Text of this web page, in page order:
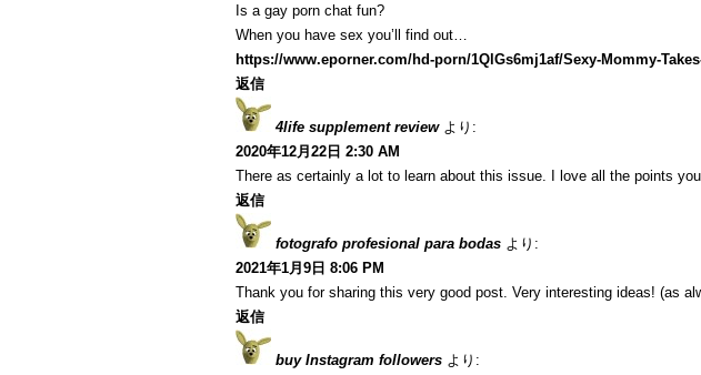
Is a gay porn chat fun?
When you have sex you’ll find out…
https://www.eporner.com/hd-porn/1QlGs6mj1af/Sexy-Mommy-
返信
4life supplement review より:
2020年12月22日 2:30 AM
There as certainly a lot to learn about this issue. I love all the points
返信
fotografo profesional para bodas より:
2021年1月9日 8:06 PM
Thank you for sharing this very good post. Very interesting ideas! (as
返信
buy Instagram followers より: